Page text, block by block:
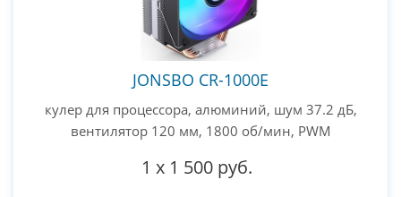
JONSBO CR-1000E
кулер для процессора, алюминий, шум 37.2 дБ,
вентилятор 120 мм, 1800 об/мин, PWM
1 x 1 500 руб.